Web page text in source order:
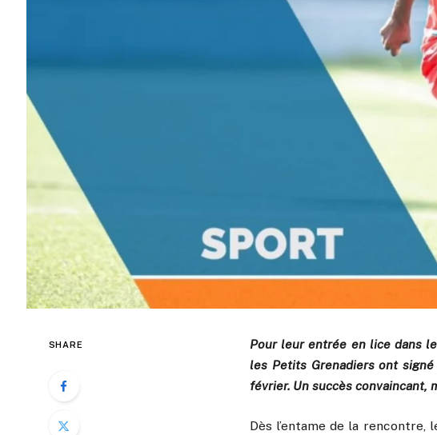
SHARE
Pour leur entrée en lice dans
les Petits Grenadiers ont
février. Un succès convaincant,
Dès l’entame de la